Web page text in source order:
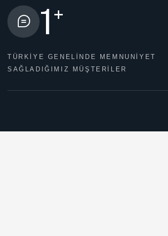
1 +
TÜRKİYE GENELİNDE MEMNUNİYET
SAĞLADIĞIMIZ MÜŞTERİLER